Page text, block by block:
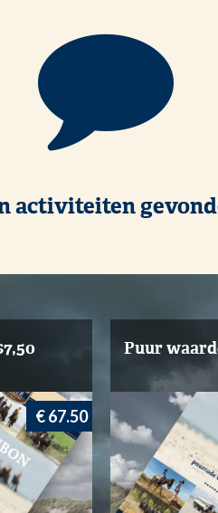
activiteiten
€ 67.50
Puur